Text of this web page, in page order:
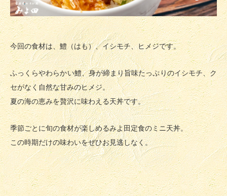
今回の食材は、鱧（はも）、イシモチ、ヒメジです。
ふっくらやわらかい鱧、身が締まり旨味たっぷりのイシモチ、ク
セがなく自然な甘みのヒメジ。
夏の海の恵みを贅沢に味わえる天丼です。
季節ごとに旬の食材が楽しめるみよ田定食のミニ天丼。
この時期だけの味わいをぜひお見逃しなく。